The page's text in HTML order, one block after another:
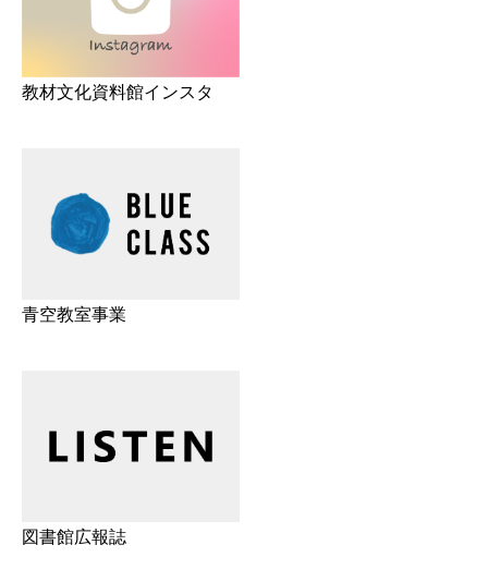
教材文化資料館インスタ
青空教室事業
図書館広報誌